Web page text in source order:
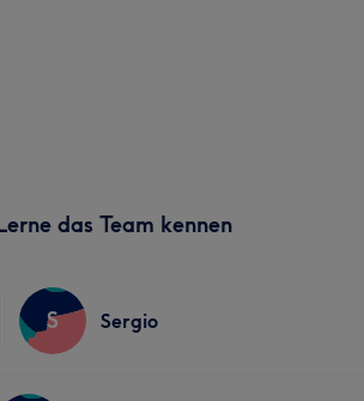
das Team kennen
S Sergio